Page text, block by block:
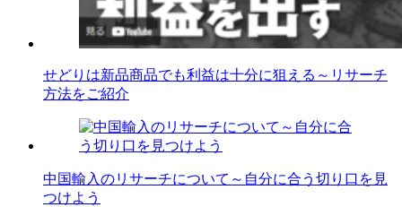
せどりは新品商品でも利益は十分に狙える～リサーチ
方法をご紹介
中国輸入のリサーチについて～自分に合う切り口を見
つけよう